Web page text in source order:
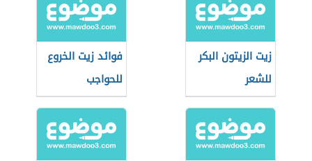
زيت الزيتون البكر
للشعر
فوائد زيت الخروع
للحواجب